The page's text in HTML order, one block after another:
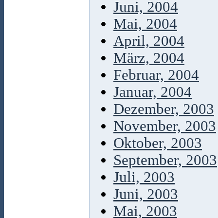
Juni, 2004
Mai, 2004
April, 2004
März, 2004
Februar, 2004
Januar, 2004
Dezember, 2003
November, 2003
Oktober, 2003
September, 2003
Juli, 2003
Juni, 2003
Mai, 2003